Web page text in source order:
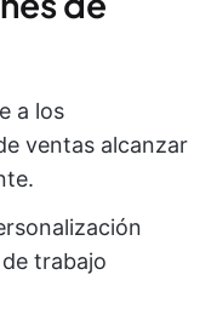
a los
ventas alcanzar
trabajo